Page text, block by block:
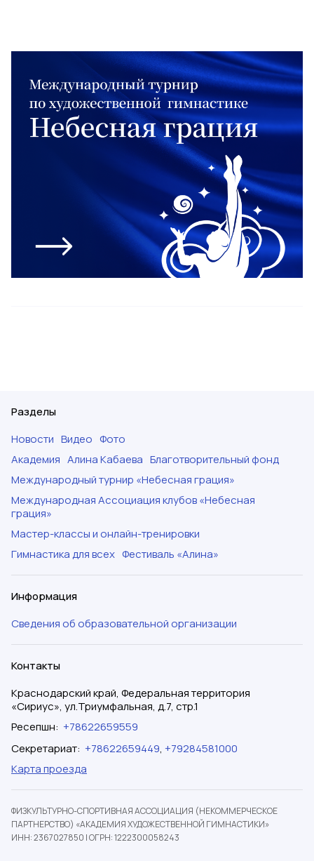
Разделы
Новости Видео Фото
Академия Алина Кабаева Благотворительный фонд
Международный турнир «Небесная грация»
Международная Ассоциация клубов «Небесная
грация»
Мастер-классы и онлайн-тренировки
Гимнастика для всех Фестиваль «Алина»
Информация
Сведения об образовательной организации
Контакты
Краснодарский край, Федеральная территория
«Сириус», ул.Триумфальная, д.7, стр.1
Ресепшн: +78622659559
Секретариат: +78622659449, +79284581000
Карта проезда
ФИЗКУЛЬТУРНО-СПОРТИВНАЯ АССОЦИАЦИЯ (НЕКОММЕРЧЕСКОЕ
ПАРТНЕРСТВО) «АКАДЕМИЯ ХУДОЖЕСТВЕННОЙ ГИМНАСТИКИ»
ИНН: 2367027850 |ОГРН: 1222300058243